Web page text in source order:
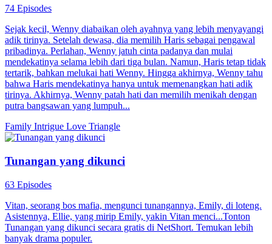
74 Episodes
Sejak kecil, Wenny diabaikan oleh ayahnya yang lebih menyayangi
adik tirinya. Setelah dewasa, dia memilih Haris sebagai pengawal
pribadinya. Perlahan, Wenny jatuh cinta padanya dan mulai
mendekatinya selama lebih dari tiga bulan. Namun, Haris tetap tidak
tertarik, bahkan melukai hati Wenny. Hingga akhirnya, Wenny tahu
bahwa Haris mendekatinya hanya untuk memenangkan hati adik
tirinya. Akhirnya, Wenny patah hati dan memilih menikah dengan
putra bangsawan yang lumpuh...
Family Intrigue Love Triangle
Tunangan yang dikunci
63 Episodes
Vitan, seorang bos mafia, mengunci tunangannya, Emily, di loteng.
Asistennya, Ellie, yang mirip Emily, yakin Vitan menci...Tonton
Tunangan yang dikunci secara gratis di NetShort. Temukan lebih
banyak drama populer.